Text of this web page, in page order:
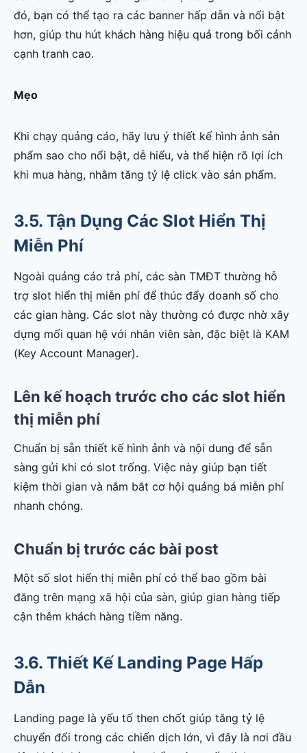
đó, bạn có thể tạo ra các banner hấp dẫn và nổi bật
hơn, giúp thu hút khách hàng hiệu quả trong bối cảnh
cạnh tranh cao.
Mẹo
Khi chạy quảng cáo, hãy lưu ý thiết kế hình ảnh sản
phẩm sao cho nổi bật, dễ hiểu, và thể hiện rõ lợi ích
khi mua hàng, nhằm tăng tỷ lệ click vào sản phẩm.
3.5. Tận Dụng Các Slot Hiển Thị
Miễn Phí
Ngoài quảng cáo trả phí, các sàn TMĐT thường hỗ
trợ slot hiển thị miễn phí để thúc đẩy doanh số cho
các gian hàng. Các slot này thường có được nhờ xây
dựng mối quan hệ với nhân viên sàn, đặc biệt là KAM
(Key Account Manager).
Lên kế hoạch trước cho các slot hiển
thị miễn phí
Chuẩn bị sẵn thiết kế hình ảnh và nội dung để sẵn
sàng gửi khi có slot trống. Việc này giúp bạn tiết
kiệm thời gian và nắm bắt cơ hội quảng bá miễn phí
nhanh chóng.
Chuẩn bị trước các bài post
Một số slot hiển thị miễn phí có thể bao gồm bài
đăng trên mạng xã hội của sàn, giúp gian hàng tiếp
cận thêm khách hàng tiềm năng.
3.6. Thiết Kế Landing Page Hấp
Dẫn
Landing page là yếu tố then chốt giúp tăng tỷ lệ
chuyển đổi trong các chiến dịch lớn, vì đây là nơi đầu